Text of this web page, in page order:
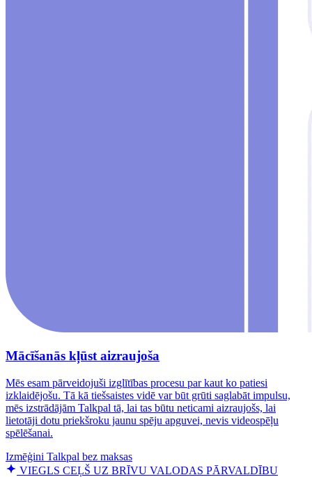
Mācīšanās kļūst aizraujoša
Mēs esam pārveidojuši izglītības procesu par kaut ko patiesi
izklaidējošu. Tā kā tiešsaistes vidē var būt grūti saglabāt impulsu,
mēs izstrādājām Talkpal tā, lai tas būtu neticami aizraujošs, lai
lietotāji dotu priekšroku jaunu spēju apguvei, nevis videospēļu
spēlēšanai.
Izmēģini Talkpal bez maksas
VIEGLS CEĻŠ UZ BRĪVU VALODAS PĀRVALDĪBU